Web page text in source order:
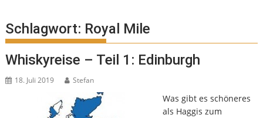
Schlagwort: Royal Mile
Whiskyreise – Teil 1: Edinburgh
18. Juli 2019 Stefan
Was gibt es schöneres
als Haggis zum